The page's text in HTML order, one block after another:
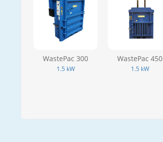
WastePac 300
1.5 kW
WastePac 450
1.5 kW